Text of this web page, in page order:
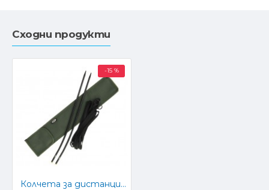
Сходни продукти
-15 %
Колчета за дистанция NGT CNC Distance Stick